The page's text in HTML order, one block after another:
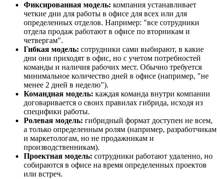
Фиксированная модель: компания устанавливает
четкие дни для работы в офисе для всех или для
определенных отделов. Например: "все сотрудники
отдела продаж работают в офисе по вторникам и
четвергам".
Гибкая модель: сотрудники сами выбирают, в какие
дни они приходят в офис, но с учетом потребностей
команды и наличия рабочих мест. Обычно требуется
минимальное количество дней в офисе (например, "не
менее 2 дней в неделю").
Командная модель: каждая команда внутри компании
договаривается о своих правилах гибрида, исходя из
специфики работы.
Ролевая модель: гибридный формат доступен не всем,
а только определенным ролям (например, разработчикам
и маркетологам, но не продажникам и
производственникам).
Проектная модель: сотрудники работают удаленно, но
собираются в офисе на время определенных проектов
или встреч.